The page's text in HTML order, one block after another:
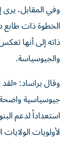
وفي المقابل، يرى
الخطوة ذات طابع
ذاته إلى أنها
والجيوسياسة.
وقال براساد:
جيوسياسية
استعداداً لدعم
لأولويات